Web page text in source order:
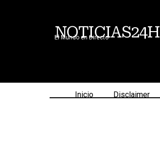
NOTICIAS24H
El Mundo en Directo
Inicio Disclaimer